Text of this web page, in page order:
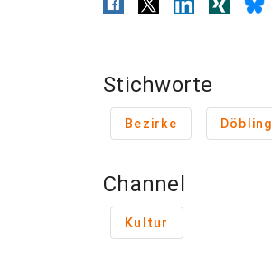
Stichworte
Bezirke Döbling
Channel
Kultur